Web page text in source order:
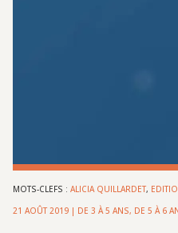
MOTS-CLEFS :ALICIA QUILLARDET,
21 AOÛT 2019 | DE 3 À 5 ANS, DE 5 À 6